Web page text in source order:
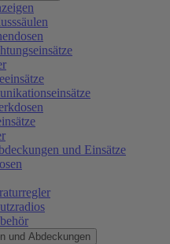
und Einsätze
und Abdeckungen